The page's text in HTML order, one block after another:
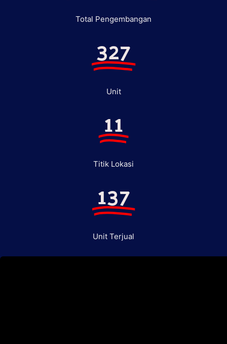
Total Pengembangan
327
Unit
11
Titik Lokasi
137
Unit Terjual